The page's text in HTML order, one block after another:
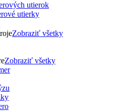
utierky
Zobraziť všetky
Zobraziť všetky